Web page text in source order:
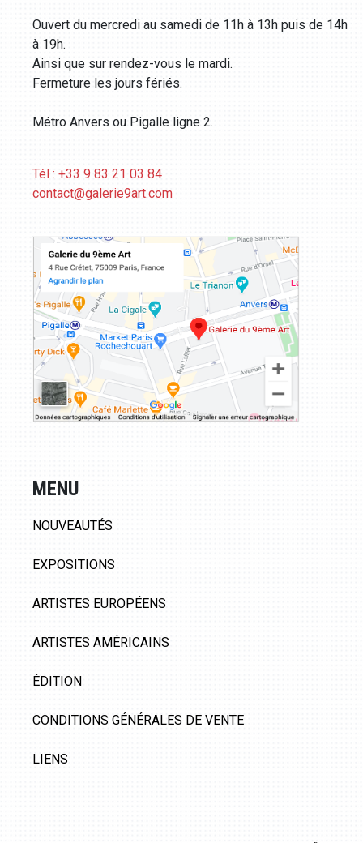
Ouvert du mercredi au samedi de 11h à 13h puis de 14h
à 19h.
Ainsi que sur rendez-vous le mardi.
Fermeture les jours fériés.
Métro Anvers ou Pigalle ligne 2.
Tél : +33 9 83 21 03 84
contact@galerie9art.com
MENU
NOUVEAUTÉS
EXPOSITIONS
ARTISTES EUROPÉENS
ARTISTES AMÉRICAINS
ÉDITION
CONDITIONS GÉNÉRALES DE VENTE
LIENS